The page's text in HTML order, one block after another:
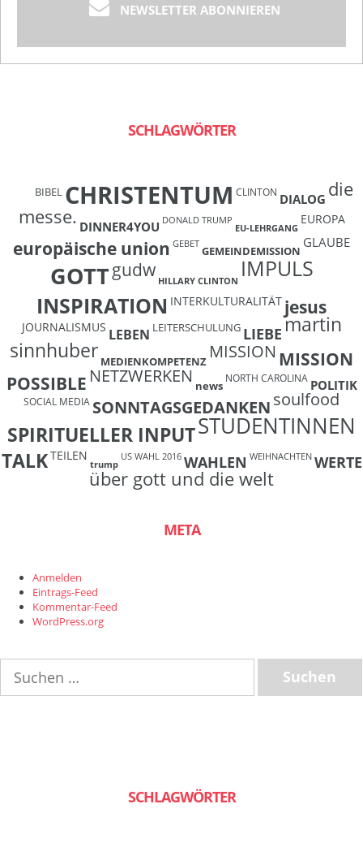
NEWSLETTER ABONNIEREN
SCHLAGWÖRTER
BIBEL CHRISTENTUM CLINTON DIALOG die
messe. DINNER4YOU DONALD TRUMP
EU-LEHRGANG
EUROPA
europäische union GEBET GEMEINDEMISSION
GLAUBE
GOTTgudw HILLARY CLINTON IMPULS
INSPIRATION INTERKULTURALITÄT jesus
JOURNALISMUS LEBEN LEITERSCHULUNG LIEBEmartin
sinnhuber MEDIENKOMPETENZ MISSION MISSION
POSSIBLE NETZWERKEN news
NORTH CAROLINA POLITIK
SOCIAL MEDIA SONNTAGSGEDANKENsoulfood
SPIRITUELLER INPUTSTUDENTINNEN
TALKTEILEN
trump
US WAHL 2016 WAHLEN WEIHNACHTEN WERTE
über gott und die welt
META
Anmelden
Eintrags-Feed
Kommentar-Feed
WordPress.org
nach:
SCHLAGWÖRTER